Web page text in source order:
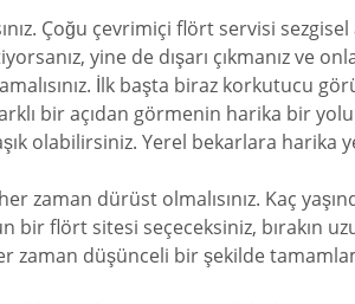
Çoğu çevrimiçi flört servisi
yine de dışarı çıkmanız ve
İlk başta biraz korkutucu
bir açıdan görmenin harika bir
olabilirsiniz. Yerel bekarlara
zaman dürüst olmalısınız. Kaç
bir flört sitesi seçeceksiniz,
düşünceli bir şekilde